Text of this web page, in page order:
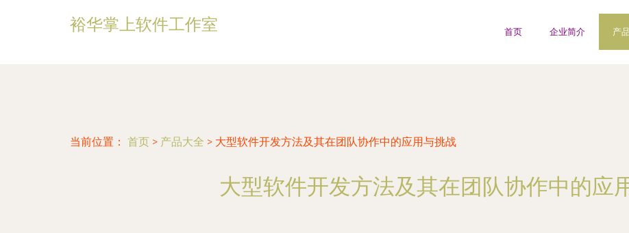
裕华掌上软件工作室 首页 企业简介 产
当前位置： 首页 > 产品大全 > 大型软件开发方法及其在团队协作中的应用与挑战
大型软件开发方法及其在团队协作中的应